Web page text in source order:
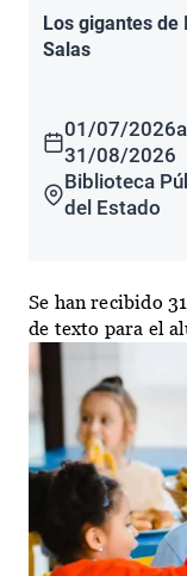
Los gigantes de
Salas
01/07/2026al
31/08/2026
Biblioteca
del Estado
Se han recibido
de texto para el